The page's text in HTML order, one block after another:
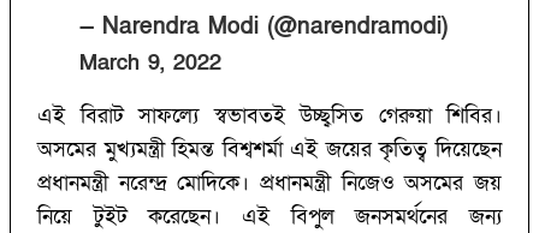
— Narendra Modi (@narendramodi)
March 9, 2022
এই বিরাট সাফল্যে স্বভাবতই উচ্ছ্বসিত গেরুয়া শিবির।
অসমের মুখ্যমন্ত্রী হিমন্ত বিশ্বশর্মা এই জয়ের কৃতিত্ব দিয়েছেন
প্রধানমন্ত্রী নরেন্দ্র মোদিকে। প্রধানমন্ত্রী নিজেও অসমের জয়
নিয়ে টুইট করেছেন। এই বিপুল জনসমর্থনের জন্য